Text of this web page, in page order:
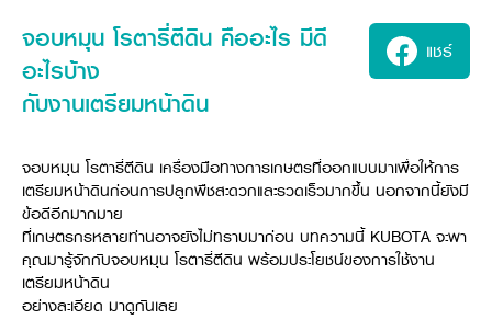
อุปกรณ์ต่อพ่วงรถขุด
รถตักล้อยาง
สินค้านวัตกรรมการเกษตร
การลงทุนรายได้และจุดคุ้มทุน
วัสดุอุปกรณ์
ขั้นตอนการเข้าร่วมโครงการ
ติดต่อซื้อกล้าแผ่น
มาตรฐานสู่ความเป็นผู้นำในเอเชีย
ธุรกิจต่างประเทศ
ที่มา
สำนักงานต่างประเทศ
ศูนย์บริการในต่างประเทศ
ประเทศคู่ค้า
นักศึกษาฝึกงาน
สวัสดิการพนักงาน
ข่าวและกิจกรรมที่แนะนำ
ข่าวสารองค์กร
ข่าวกิจกรรมเพื่อสังคม
ข่าวกิจกรรมเพื่อสังคม
โครงการตามแนวพระราชดำริ
การพัฒนาชุมชน และสังคม
การศึกษา และเยาวชน
สิ่งแวดล้อมความปลอดภัยและอาชีวอนามัย
ออนไลน์โชว์รูม
บริการหลังการขาย
คูโบต้า สโตร์
KAS เกษตรครบวงจร
คูโบต้าฟาร์ม
จอบหมุน โรตารี่ตีดิน คืออะไร มีดี
อะไรบ้าง
กับงานเตรียมหน้าดิน
แชร์
จอบหมุน โรตารี่ตีดิน เครื่องมือทางการเกษตรที่ออกแบบมาเพื่อให้การ
เตรียมหน้าดินก่อนการปลูกพืชสะดวกและรวดเร็วมากขึ้น นอกจากนี้ยังมี
ข้อดีอีกมากมาย
ที่เกษตรกรหลายท่านอาจยังไม่ทราบมาก่อน บทความนี้ KUBOTA จะพา
คุณมารู้จักกับจอบหมุน โรตารี่ตีดิน พร้อมประโยชน์ของการใช้งาน
เตรียมหน้าดิน
อย่างละเอียด มาดูกันเลย